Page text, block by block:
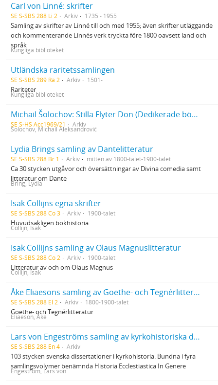
Carl von Linné: skrifter
SE S-SBS 288 Li 2 Arkiv 1735 - 1955
Samling av skrifter av Linné till och med 1955; även skrifter utläggande
och kommenterande Linnés verk tryckta före 1800 oavsett land och
språk
Kungliga biblioteket
Utländska raritetssamlingen
SE S-SBS 289 Ra 2 Arkiv 1501-
Rariteter
Kungliga biblioteket
Michail Šolochov: Stilla Flyter Don (Dedikerade böcker och manuskriptfragment)
SE S-HS Acc1969/21 Arkiv
Šolochov, Michail Aleksandrovič
Lydia Brings samling av Dantelitteratur
SE S-SBS 288 Br 1 Arkiv mitten av 1800-talet-1900-talet
Ca 30 stycken utgåvor och översättningar av Divina comedia samt
litteratur om Dante
Bring, Lydia
Isak Collijns egna skrifter
SE S-SBS 288 Co 3 Arkiv 1900-talet
Huvudsakligen bokhistoria
Collijn, Isak
Isak Collijns samling av Olaus Magnuslitteratur
SE S-SBS 288 Co 2 Arkiv 1900-talet
Litteratur av och om Olaus Magnus
Collijn, Isak
Åke Eliaesons samling av Goethe- och Tegnérlitteratur
SE S-SBS 288 El 2 Arkiv 1800-1900-talet
Goethe- och Tegnérlitteratur
Eliaeson, Åke
Lars von Engeströms samling av kyrkohistoriska dissertationer
SE S-SBS 288 En 4 Arkiv
103 stycken svenska dissertationer i kyrkohistoria. Bundna i fyra
samlingsvolymer benämnda Historia Ecclestiastica In Genere
Engeström, Lars von